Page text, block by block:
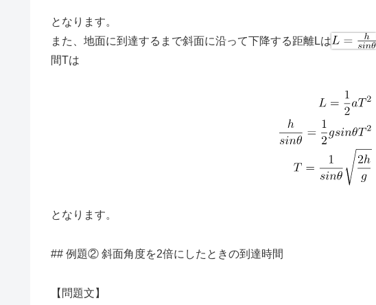
となります。
また、地面に到達するまで斜面に沿って下降する距離Lは
間Tは
となります。
## 例題② 斜面角度を2倍にしたときの到達時間
【問題文】